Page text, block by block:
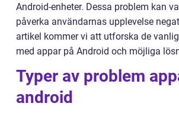
Android-enheter. Dessa problem kan
påverka användarnas upplevelse
artikel kommer vi att utforska de
med appar på Android och möjliga
Typer av problem
android